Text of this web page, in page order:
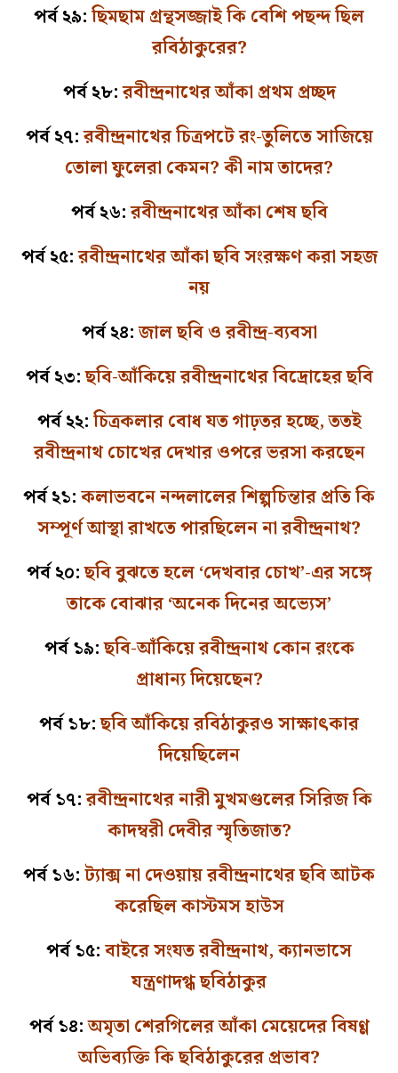
পর্ব ২৯:ছিমছাম গ্রন্থসজ্জাই কি বেশি পছন্দ ছিল
রবিঠাকুরের?
পর্ব ২৮:রবীন্দ্রনাথের আঁকা প্রথম প্রচ্ছদ
পর্ব ২৭:রবীন্দ্রনাথের চিত্রপটে রং-তুলিতে সাজিয়ে
তোলা ফুলেরা কেমন? কী নাম তাদের?
পর্ব ২৬:রবীন্দ্রনাথের আঁকা শেষ ছবি
পর্ব ২৫:রবীন্দ্রনাথের আঁকা ছবি সংরক্ষণ করা সহজ
নয়
পর্ব ২৪:জাল ছবি ও রবীন্দ্র-ব্যবসা
পর্ব ২৩:ছবি-আঁকিয়ে রবীন্দ্রনাথের বিদ্রোহের ছবি
পর্ব ২২:চিত্রকলার বোধ যত গাঢ়তর হচ্ছে, ততই
রবীন্দ্রনাথ চোখের দেখার ওপরে ভরসা করছেন
পর্ব ২১:কলাভবনে নন্দলালের শিল্পচিন্তার প্রতি কি
সম্পূর্ণ আস্থা রাখতে পারছিলেন না রবীন্দ্রনাথ?
পর্ব ২০:ছবি বুঝতে হলে ‘দেখবার চোখ’-এর সঙ্গে
তাকে বোঝার ‘অনেক দিনের অভ্যেস’
পর্ব ১৯:ছবি-আঁকিয়ে রবীন্দ্রনাথ কোন রংকে
প্রাধান্য দিয়েছেন?
পর্ব ১৮:ছবি আঁকিয়ে রবিঠাকুরও সাক্ষাৎকার
দিয়েছিলেন
পর্ব ১৭:রবীন্দ্রনাথের নারী মুখমণ্ডলের সিরিজ কি
কাদম্বরী দেবীর স্মৃতিজাত?
পর্ব ১৬:ট্যাক্স না দেওয়ায় রবীন্দ্রনাথের ছবি আটক
করেছিল কাস্টমস হাউস
পর্ব ১৫:বাইরে সংযত রবীন্দ্রনাথ, ক্যানভাসে
যন্ত্রণাদগ্ধ ছবিঠাকুর
পর্ব ১৪:অমৃতা শেরগিলের আঁকা মেয়েদের বিষণ্ণ
অভিব্যক্তি কি ছবিঠাকুরের প্রভাব?